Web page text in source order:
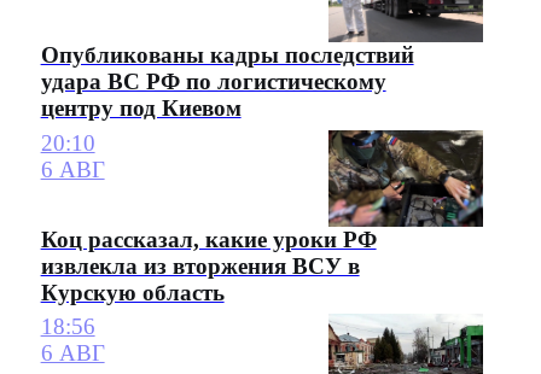
Опубликованы кадры последствий
удара ВС РФ по логистическому
центру под Киевом
20:10
6 АВГ
Коц рассказал, какие уроки РФ
извлекла из вторжения ВСУ в
Курскую область
18:56
6 АВГ